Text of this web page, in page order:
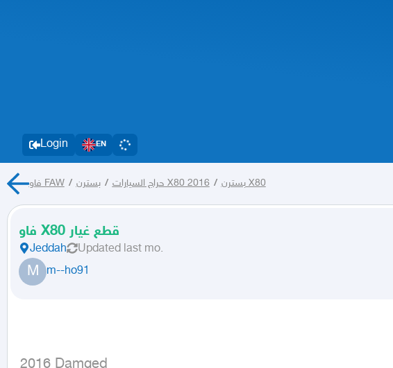
Login EN
فاو FAW / حراج السيارات / بسترن X80 2016 / بسترن X80
فاو X80 قطع غيار
Jeddah Updated last mo.
M m--ho91